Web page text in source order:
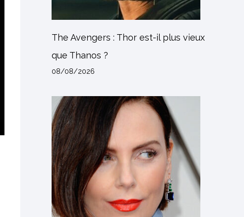
The Avengers : Thor est-il plus vieux
que Thanos ?
08/08/2026